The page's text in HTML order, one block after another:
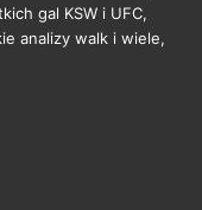
gal KSW i UFC,
analizy walk i wiele,